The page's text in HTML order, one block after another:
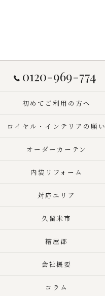
0120-969-774
初めてご利用の方へ
ロイヤル・インテリアの願い
オーダーカーテン
内装リフォーム
対応エリア
久留米市
糟屋郡
会社概要
コラム